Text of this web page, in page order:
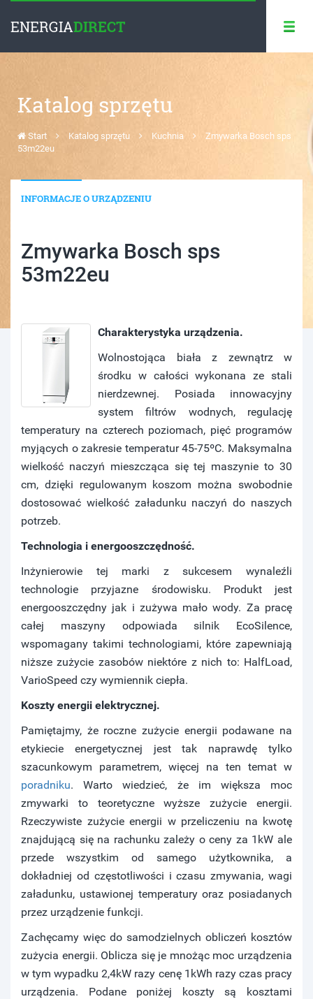
ENERGIADIRECT
Katalog sprzętu
Start Katalog sprzętu Kuchnia
Zmywarka Bosch sps
53m22eu
INFORMACJE O URZĄDZENIU
Zmywarka Bosch sps
53m22eu
Charakterystyka urządzenia.
Wolnostojąca biała z zewnątrz w
środku w całości wykonana ze stali
nierdzewnej. Posiada innowacyjny
system filtrów wodnych, regulację
temperatury na czterech poziomach, pięć programów
myjących o zakresie temperatur 45-75ºC. Maksymalna
wielkość naczyń mieszcząca się tej maszynie to 30
cm, dzięki regulowanym koszom można swobodnie
dostosować wielkość załadunku naczyń do naszych
potrzeb.
Technologia i energooszczędność.
Inżynierowie tej marki z sukcesem wynaleźli
technologie przyjazne środowisku. Produkt jest
energooszczędny jak i zużywa mało wody. Za pracę
całej maszyny odpowiada silnik EcoSilence,
wspomagany takimi technologiami, które zapewniają
niższe zużycie zasobów niektóre z nich to: HalfLoad,
VarioSpeed czy wymiennik ciepła.
Koszty energii elektrycznej.
Pamiętajmy, że roczne zużycie energii podawane na
etykiecie energetycznej jest tak naprawdę tylko
szacunkowym parametrem, więcej na ten temat w
poradniku. Warto wiedzieć, że im większa moc
zmywarki to teoretyczne wyższe zużycie energii.
Rzeczywiste zużycie energii w przeliczeniu na kwotę
znajdującą się na rachunku zależy o ceny za 1kW ale
przede wszystkim od samego użytkownika, a
dokładniej od częstotliwości i czasu zmywania, wagi
załadunku, ustawionej temperatury oraz posiadanych
przez urządzenie funkcji.
Zachęcamy więc do samodzielnych obliczeń kosztów
zużycia energii. Oblicza się je mnożąc moc urządzenia
w tym wypadku 2,4kW razy cenę 1kWh razy czas pracy
urządzenia. Podane poniżej koszty są kosztami